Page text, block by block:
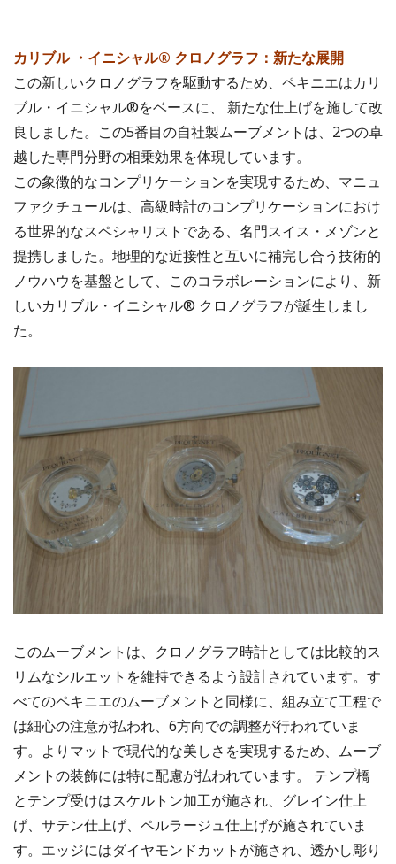
カリブル ・イニシャル® クロノグラフ：新たな展開
この新しいクロノグラフを駆動するため、ペキニエはカリ
ブル・イニシャル®をベースに、 新たな仕上げを施して改
良しました。この5番目の自社製ムーブメントは、2つの卓
越した専門分野の相乗効果を体現しています。
この象徴的なコンプリケーションを実現するため、マニュ
ファクチュールは、高級時計のコンプリケーションにおけ
る世界的なスペシャリストである、名門スイス・メゾンと
提携しました。地理的な近接性と互いに補完し合う技術的
ノウハウを基盤として、このコラボレーションにより、新
しいカリブル・イニシャル® クロノグラフが誕生しまし
た。
このムーブメントは、クロノグラフ時計としては比較的ス
リムなシルエットを維持できるよう設計されています。す
べてのペキニエのムーブメントと同様に、組み立て工程で
は細心の注意が払われ、6方向での調整が行われていま
す。よりマットで現代的な美しさを実現するため、ムーブ
メントの装飾には特に配慮が払われています。 テンプ橋
とテンプ受けはスケルトン加工が施され、グレイン仕上
げ、サテン仕上げ、ペルラージュ仕上げが施されていま
す。エッジにはダイヤモンドカットが施され、透かし彫り